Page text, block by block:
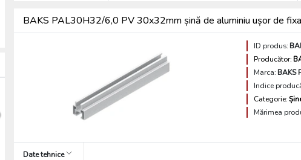
BAKS PAL30H32/6,0 PV 30x32mm șină de aluminiu ușor de
ID produs:
Producător:
Marca: BAKS
Indice
Categorie:
Mărimea
Date tehnice